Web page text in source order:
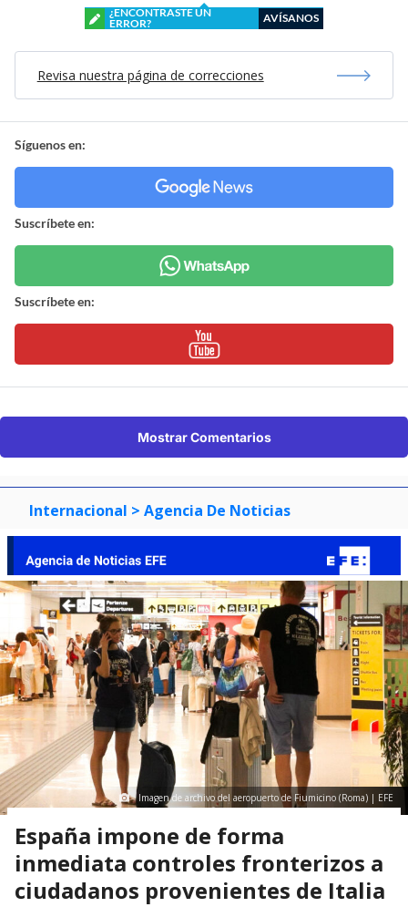
¿ENCONTRASTE UN
ERROR?
AVÍSANOS
Revisa nuestra página de correcciones
Síguenos en:
Suscríbete en:
Suscríbete en:
Mostrar Comentarios
Internacional > Agencia De Noticias
Imagen de archivo del aeropuerto de Fiumicino (Roma) | EFE
España impone de forma
inmediata controles fronterizos a
ciudadanos provenientes de Italia